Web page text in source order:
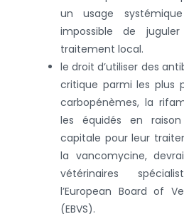
un usage
impossible de
traitement local.
le droit d’utiliser des
critique parmi les plus
carbopénèmes, la
les équidés en
capitale pour leur
la vancomycine,
vétérinaires
l’European Board of
(EBVS).